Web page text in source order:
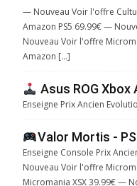
— Nouveau Voir l'offre
Amazon PS5 69.99€ —
Nouveau Voir l'offre
Amazon […]
Asus ROG Xbox
Enseigne Prix Ancien
Valor Mortis -
Enseigne Console Prix
Nouveau Voir l'offre
Micromania XSX 39.99€ —